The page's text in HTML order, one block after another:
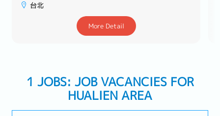
台北
More Detail
1 JOBS: JOB VACANCIES FOR
HUALIEN AREA